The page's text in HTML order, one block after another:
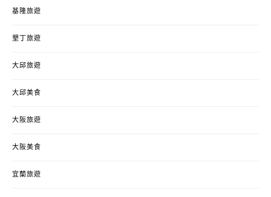
基隆旅遊
墾丁旅遊
大邱旅遊
大邱美食
大阪旅遊
大阪美食
宜蘭旅遊